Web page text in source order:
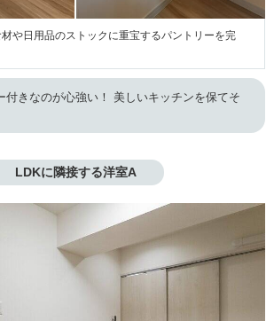
や日用品のストックに重宝するパントリーを完
付きなのが心強い！ 美しいキッチンを保てそ
LDKに隣接する洋室A